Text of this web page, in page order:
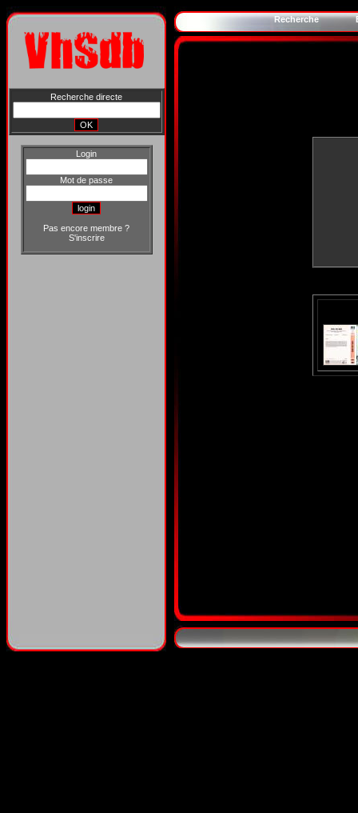
Recherche directe
Login
Mot de passe
Pas encore membre ?
S'inscrire
Recherche